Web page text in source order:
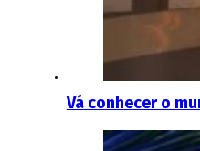
Vá conhecer o